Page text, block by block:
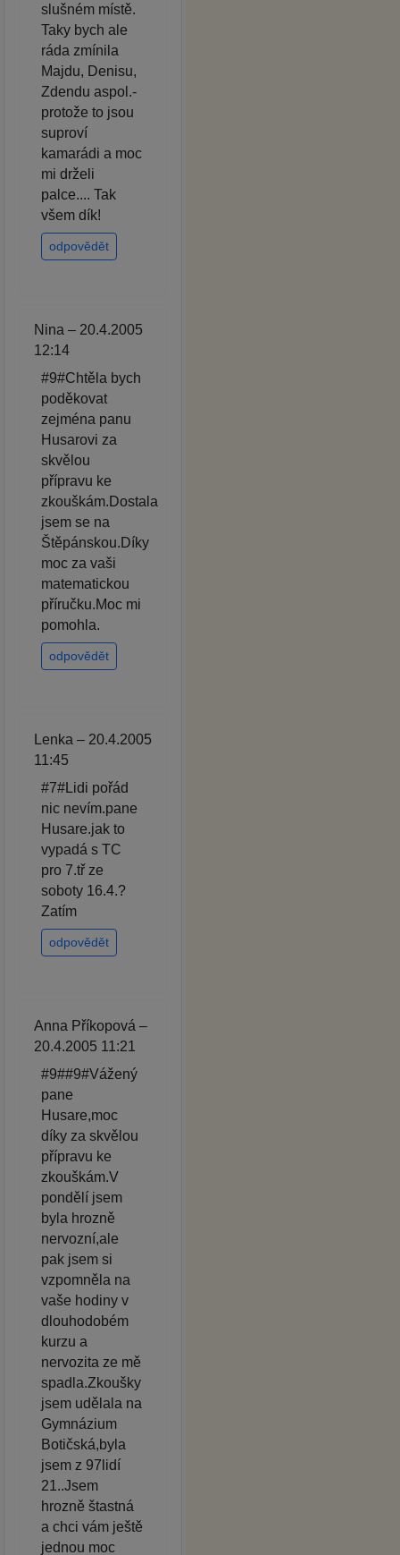
slušném místě.
Taky bych ale
ráda zmínila
Majdu, Denisu,
Zdendu aspol.-
protože to jsou
suproví
kamarádi a moc
mi drželi
palce.... Tak
všem dík!
odpovědět
Nina – 20.4.2005
12:14
#9#Chtěla bych
poděkovat
zejména panu
Husarovi za
skvělou
přípravu ke
zkouškám.Dostala
jsem se na
Štěpánskou.Díky
moc za vaši
matematickou
příručku.Moc mi
pomohla.
odpovědět
Lenka – 20.4.2005
11:45
#7#Lidi pořád
nic nevím.pane
Husare.jak to
vypadá s TC
pro 7.tř ze
soboty 16.4.?
Zatím
odpovědět
Anna Příkopová –
20.4.2005 11:21
#9##9#Vážený
pane
Husare,moc
díky za skvělou
přípravu ke
zkouškám.V
pondělí jsem
byla hrozně
nervozní,ale
pak jsem si
vzpomněla na
vaše hodiny v
dlouhodobém
kurzu a
nervozita ze mě
spadla.Zkoušky
jsem udělala na
Gymnázium
Botičská,byla
jsem z 97lidí
21..Jsem
hrozně štastná
a chci vám ještě
jednou moc